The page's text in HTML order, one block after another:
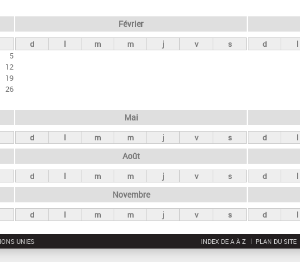
r
c
5
12
19
26
Février
d l m m j v s d l
Mai
d l m m j v s d l
Août
d l m m j v s d l
Novembre
d l m m j v s d l
UNIES INDEX DE A À Z PLAN DU SITE